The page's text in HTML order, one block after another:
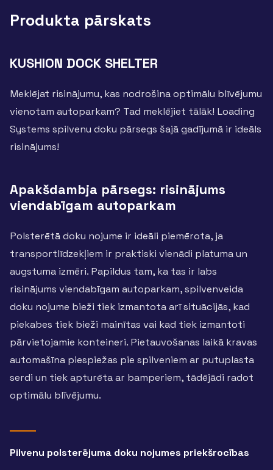
Produkta pārskats
KUSHION DOCK SHELTER
Meklējat risinājumu, kas nodrošina optimālu blīvējumu
vienotam autoparkam? Tad meklējiet tālāk! Loading
Systems spilvenu doku pārsegs šajā gadījumā ir ideāls
risinājums!
Apakšdambja pārsegs: risinājums
viendabīgam autoparkam
Polsterētā doku nojume ir ideāli piemērota, ja
transportlīdzekļiem ir praktiski vienādi platuma un
augstuma izmēri. Papildus tam, ka tas ir labs
risinājums viendabīgam autoparkam, spilvenveida
doku nojume bieži tiek izmantota arī situācijās, kad
piekabes tiek bieži mainītas vai kad tiek izmantoti
pārvietojamie konteineri. Pietauvošanas laikā kravas
automašīna piespiežas pie spilveniem ar putuplasta
serdi un tiek apturēta ar bamperiem, tādējādi radot
optimālu blīvējumu.
Pilvenu polsterējuma doku nojumes priekšrocības